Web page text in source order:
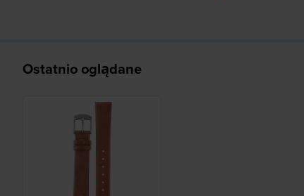
Ostatnio oglądane